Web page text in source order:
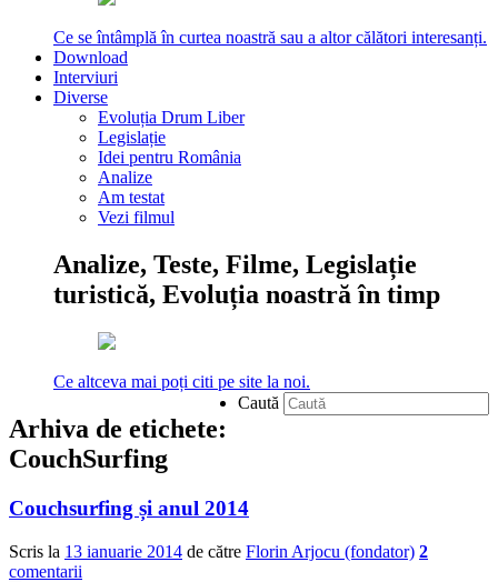
Ce se întâmplă în curtea noastră sau a altor călători interesanți.
Download
Interviuri
Diverse
Evoluția Drum Liber
Legislație
Idei pentru România
Analize
Am testat
Vezi filmul
Analize, Teste, Filme, Legislație
turistică, Evoluția noastră în timp
Ce altceva mai poți citi pe site la noi.
Caută
Arhiva de etichete:
CouchSurfing
Couchsurfing și anul 2014
Scris la 13 ianuarie 2014 de către Florin Arjocu (fondator) 2
comentarii